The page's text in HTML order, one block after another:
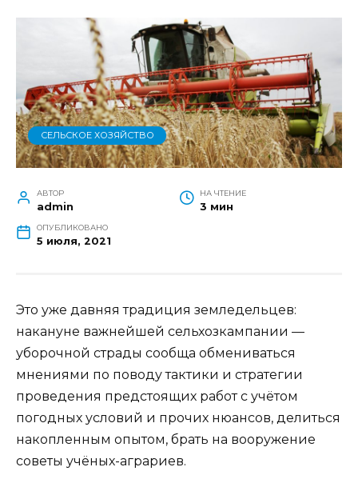
СЕЛЬСКОЕ ХОЗЯЙСТВО
АВТОР
admin
НА ЧТЕНИЕ
3 мин
ОПУБЛИКОВАНО
5 июля, 2021
Это уже давняя традиция земледельцев:
накануне важнейшей сельхозкампании —
уборочной страды сообща обмениваться
мнениями по поводу тактики и стратегии
проведения предстоящих работ с учётом
погодных условий и прочих нюансов, делиться
накопленным опытом, брать на вооружение
советы учёных-аграриев.